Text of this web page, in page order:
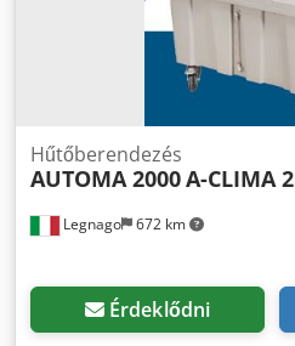
Legnago 672 km
Hűtőberendezés
AUTOMA 2000A-CLIMA 2
Érdeklődni